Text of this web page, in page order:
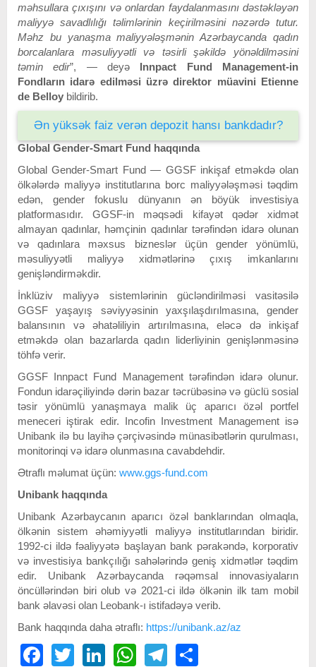
məhsullara çıxışını və onlardan faydalanmasını dəstəkləyən
maliyyə savadlılığı təlimlərinin keçirilməsini nəzərdə tutur.
Məhz bu yanaşma maliyyələşmənin Azərbaycanda qadın
borcalanlara məsuliyyətli və təsirli şəkildə yönəldilməsini
təmin edir”, — deyə Innpact Fund Management-in
Fondların idarə edilməsi üzrə direktor müavini Etienne
de Belloy bildirib.
Ən yüksək faiz verən depozit hansı bankdadır?
Global Gender-Smart Fund haqqında
Global Gender-Smart Fund — GGSF inkişaf etməkdə olan
ölkələrdə maliyyə institutlarına borc maliyyələşməsi təqdim
edən, gender fokuslu dünyanın ən böyük investisiya
platformasıdır. GGSF-in məqsədi kifayət qədər xidmət
almayan qadınlar, həmçinin qadınlar tərəfindən idarə olunan
və qadınlara məxsus bizneslər üçün gender yönümlü,
məsuliyyətli maliyyə xidmətlərinə çıxış imkanlarını
genişləndirməkdir.
İnklüziv maliyyə sistemlərinin gücləndirilməsi vasitəsilə
GGSF yaşayış səviyyəsinin yaxşılaşdırılmasına, gender
balansının və əhatəliliyin artırılmasına, eləcə də inkişaf
etməkdə olan bazarlarda qadın liderliyinin genişlənməsinə
töhfə verir.
GGSF Innpact Fund Management tərəfindən idarə olunur.
Fondun idarəçiliyində dərin bazar təcrübəsinə və güclü sosial
təsir yönümlü yanaşmaya malik üç aparıcı özəl portfel
meneceri iştirak edir. Incofin Investment Management isə
Unibank ilə bu layihə çərçivəsində münasibətlərin qurulması,
monitorinqi və idarə olunmasına cavabdehdir.
Ətraflı məlumat üçün: www.ggs-fund.com
Unibank haqqında
Unibank Azərbaycanın aparıcı özəl banklarından olmaqla,
ölkənin sistem əhəmiyyətli maliyyə institutlarından biridir.
1992-ci ildə fəaliyyətə başlayan bank pərakəndə, korporativ
və investisiya bankçılığı sahələrində geniş xidmətlər təqdim
edir. Unibank Azərbaycanda rəqəmsal innovasiyaların
öncüllərindən biri olub və 2021-ci ildə ölkənin ilk tam mobil
bank əlavəsi olan Leobank-ı istifadəyə verib.
Bank haqqında daha ətraflı: https://unibank.az/az
FacebookTwitter LinkedIn WhatsAppTelegram